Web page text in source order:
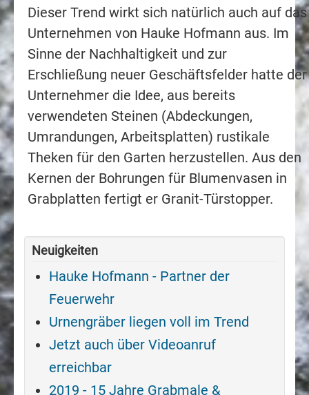
Dieser Trend wirkt sich natürlich auch auf das
Unternehmen von Hauke Hofmann aus. Im
Sinne der Nachhaltigkeit und zur
Erschließung neuer Geschäftsfelder hatte der
Unternehmer die Idee, aus bereits
verwendeten Steinen (Abdeckungen,
Umrandungen, Arbeitsplatten) rustikale
Theken für den Garten herzustellen. Aus den
Kernen der Bohrungen für Blumenvasen in
Grabplatten fertigt er Granit-Türstopper.
Neuigkeiten
Hauke Hofmann - Partner der
Feuerwehr
Urnengräber liegen voll im Trend
Jetzt auch über Videoanruf
erreichbar
2019 - 15 Jahre Grabmale &